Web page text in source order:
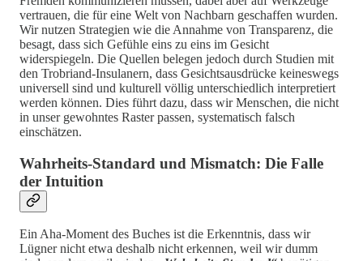
vertrauen, die für eine Welt von Nachbarn geschaffen wurden.
Wir nutzen Strategien wie die Annahme von Transparenz, die
besagt, dass sich Gefühle eins zu eins im Gesicht
widerspiegeln. Die Quellen belegen jedoch durch Studien mit
den Trobriand-Insulanern, dass Gesichtsausdrücke keineswegs
universell sind und kulturell völlig unterschiedlich interpretiert
werden können. Dies führt dazu, dass wir Menschen, die nicht
in unser gewohntes Raster passen, systematisch falsch
einschätzen.
Wahrheits-Standard und Mismatch: Die Falle
der Intuition
Ein Aha-Moment des Buches ist die Erkenntnis, dass wir
Lügner nicht etwa deshalb nicht erkennen, weil wir dumm